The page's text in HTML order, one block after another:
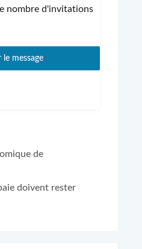
nombre d'invitations
le message
de
doivent rester